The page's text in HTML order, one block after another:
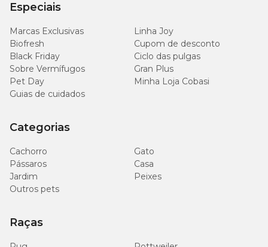
Especiais
Marcas Exclusivas
Linha Joy
Biofresh
Cupom de desconto
Black Friday
Ciclo das pulgas
Sobre Vermífugos
Gran Plus
Pet Day
Minha Loja Cobasi
Guias de cuidados
Categorias
Cachorro
Gato
Pássaros
Casa
Jardim
Peixes
Outros pets
Raças